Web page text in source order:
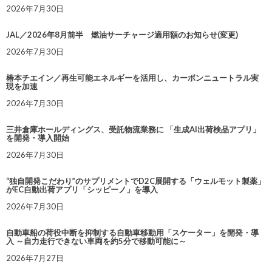
2026年7月30日
JAL／2026年8月前半 燃油サーチャージ適用額のお知らせ(変更)
2026年7月30日
椿本チエイン／再生可能エネルギーを活用し、カーボンニュートラル実
現を加速
2026年7月30日
三井倉庫ホールディングス、受託物流業務に 「生成AI出荷検品アプリ」
を開発・導入開始
2026年7月30日
“独自開発こだわり”のサプリメントでD2C展開する「ウェルモット製薬」
がEC自動出荷アプリ「シッピーノ」を導入
2026年7月30日
自動車船の荷役中断を抑制する自動車移動用「スケーター」を開発・導
入 ～自力走行できない車両を約5分で移動可能に～
2026年7月27日